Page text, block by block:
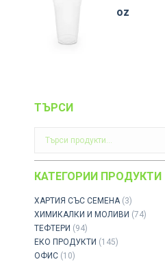
oz
ТЪРСИ
КАТЕГОРИИ ПРОДУКТИ
ХАРТИЯ СЪС СЕМЕНА (3)
ХИМИКАЛКИ И МОЛИВИ (74)
ТЕФТЕРИ (94)
ЕКО ПРОДУКТИ (145)
ОФИС (10)